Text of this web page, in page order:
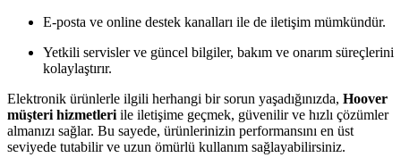
E-posta ve online destek kanalları ile de iletişim mümkündür.
Yetkili servisler ve güncel bilgiler, bakım ve onarım süreçlerini
kolaylaştırır.
Elektronik ürünlerle ilgili herhangi bir sorun yaşadığınızda, Hoover
müşteri hizmetleri ile iletişime geçmek, güvenilir ve hızlı çözümler
almanızı sağlar. Bu sayede, ürünlerinizin performansını en üst
seviyede tutabilir ve uzun ömürlü kullanım sağlayabilirsiniz.